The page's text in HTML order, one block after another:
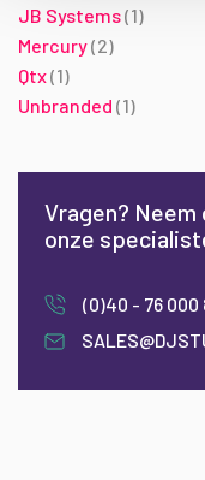
JB Systems 1product
Mercury 2producten
Qtx 1product
Unbranded 1product
Vragen?
onze
(0)40 - 76 000